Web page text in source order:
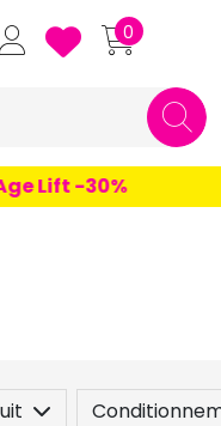
Grande
0
Lift -30%